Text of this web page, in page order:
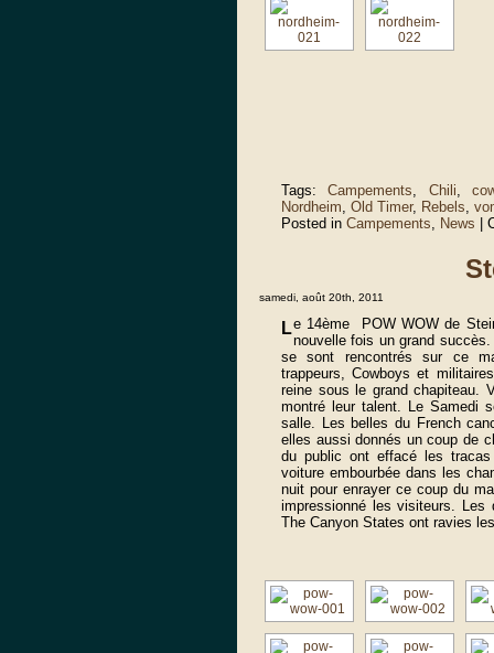
Tags:Campements, Chili,
Nordheim, Old Timer, Rebels,
Posted in Campements, News
samedi, août 20th, 2011
Le 14ème POW WOW de
nouvelle fois un grand
se sont rencontrés sur ce
trappeurs, Cowboys et
reine sous le grand chapiteau.
montré leur talent. Le Samedi
salle. Les belles du French
elles aussi donnés un coup de
du public ont effacé les
voiture embourbée dans les
nuit pour enrayer ce coup du
impressionné les visiteurs. Les
The Canyon States ont